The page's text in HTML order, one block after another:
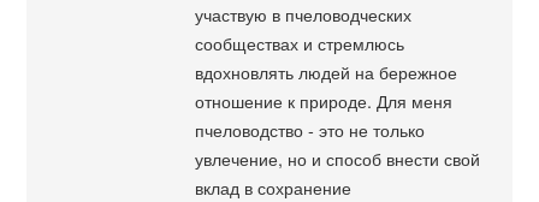
участвую в пчеловодческих
сообществах и стремлюсь
вдохновлять людей на бережное
отношение к природе. Для меня
пчеловодство - это не только
увлечение, но и способ внести свой
вклад в сохранение